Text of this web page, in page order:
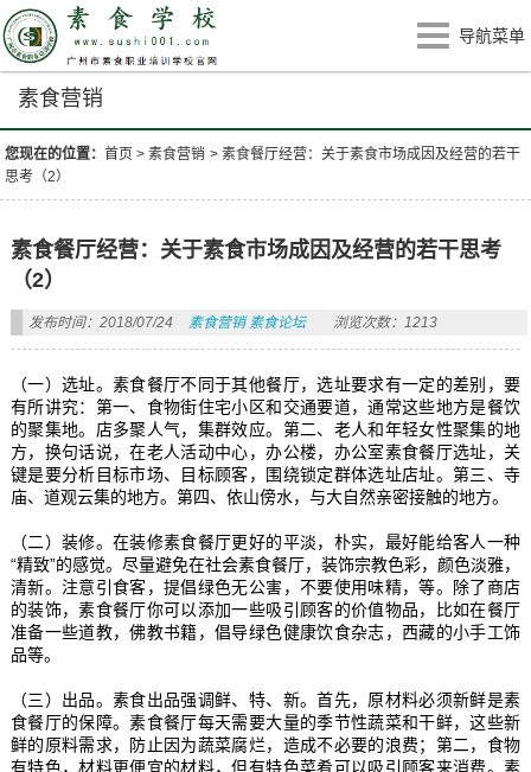
导航菜单
素食营销
您现在的位置：首页 >素食营销 >素食餐厅经营：关于素食市场成因及经营的若干
思考（2）
素食餐厅经营：关于素食市场成因及经营的若干思考
（2）
发布时间：2018/07/24 素食营销 素食论坛 浏览次数：1213
（一）选址。素食餐厅不同于其他餐厅，选址要求有一定的差别，要
有所讲究：第一、食物街住宅小区和交通要道，通常这些地方是餐饮
的聚集地。店多聚人气，集群效应。第二、老人和年轻女性聚集的地
方，换句话说，在老人活动中心，办公楼，办公室素食餐厅选址，关
键是要分析目标市场、目标顾客，围绕锁定群体选址店址。第三、寺
庙、道观云集的地方。第四、依山傍水，与大自然亲密接触的地方。
（二）装修。在装修素食餐厅更好的平淡，朴实，最好能给客人一种
“精致”的感觉。尽量避免在社会素食餐厅，装饰宗教色彩，颜色淡雅，
清新。注意引食客，提倡绿色无公害，不要使用味精，等。除了商店
的装饰，素食餐厅你可以添加一些吸引顾客的价值物品，比如在餐厅
准备一些道教，佛教书籍，倡导绿色健康饮食杂志，西藏的小手工饰
品等。
（三）出品。素食出品强调鲜、特、新。首先，原材料必须新鲜是素
食餐厅的保障。素食餐厅每天需要大量的季节性蔬菜和干鲜，这些新
鲜的原料需求，防止因为蔬菜腐烂，造成不必要的浪费；第二，食物
有特色，材料更便宜的材料，但有特色菜肴可以吸引顾客来消费。素